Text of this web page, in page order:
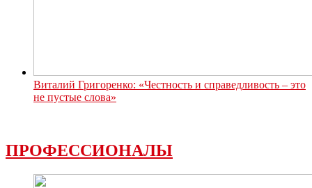
Виталий Григоренко: «Честность и справедливость – это
не пустые слова»
ПРОФЕССИОНАЛЫ